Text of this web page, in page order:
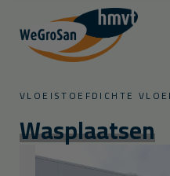
VLOEISTOEFDICHTE
Wasplaatsen